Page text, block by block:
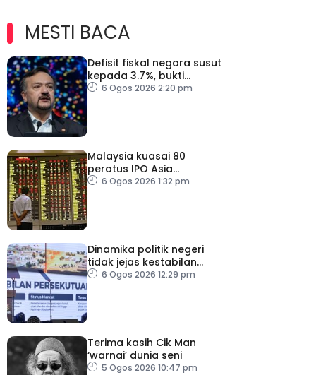
MESTI BACA
Defisit fiskal negara susut
kepada 3.7%, bukti
keyakinan pelabur masih
6 Ogos 2026 2:20 pm
Malaysia kuasai 80
peratus IPO Asia
Tenggara, kumpul AS$1.4
6 Ogos 2026 1:32 pm
Dinamika politik negeri
tidak jejas kestabilan
Kerajaan Perpaduan
6 Ogos 2026 12:29 pm
Terima kasih Cik Man
‘warnai’ dunia seni
5 Ogos 2026 10:47 pm